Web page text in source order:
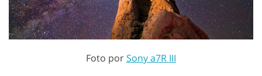
Foto porSony a7R III